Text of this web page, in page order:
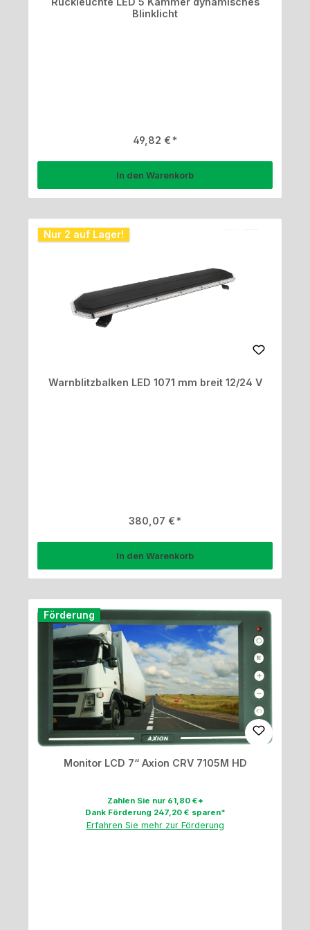
Blinklicht
Regulärer Preis:
49,82 €
In den Warenkorb
Nur 2 auf Lager!
Warnblitzbalken LED 1071 mm breit 12/24 V
Regulärer Preis:
380,07 €
In den Warenkorb
Förderung
Monitor LCD 7“ Axion CRV 7105M HD
Zahlen Sie nur 61,80 €*
Dank Förderung 247,20 € sparen*
Erfahren Sie mehr zur Förderung